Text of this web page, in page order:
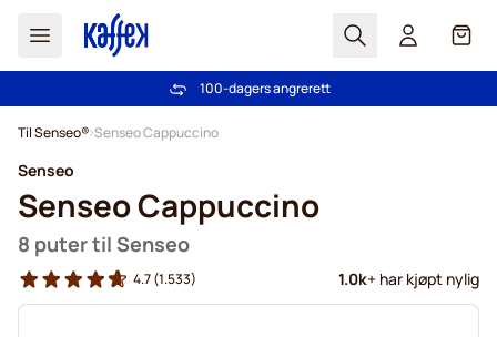
Søk Cart
Gratis frakt over kr 599
100-dagers angrerett
Til Senseo® Senseo Cappuccino
Senseo
Senseo Cappuccino
8 puter til Senseo
4.7(1.533) 1.0k+ har kjøpt nylig